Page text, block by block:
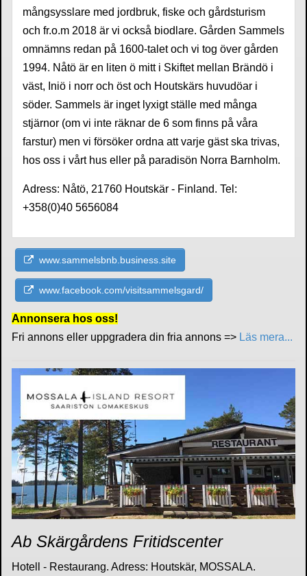
mångsysslare med jordbruk, fiske och gårdsturism
och fr.o.m 2018 är vi också biodlare. Gården Sammels
omnämns redan på 1600-talet och vi tog över gården
1994. Nåtö är en liten ö mitt i Skiftet mellan Brändö i
väst, Iniö i norr och öst och Houtskärs huvudöar i
söder. Sammels är inget lyxigt ställe med många
stjärnor (om vi inte räknar de 6 som finns på våra
farstur) men vi försöker ordna att varje gäst ska trivas,
hos oss i vårt hus eller på paradisön Norra Barnholm.
Adress: Nåtö, 21760 Houtskär - Finland. Tel:
+358(0)40 5656084
www.sammelsbnb.business.site
www.facebook.com/visitsammelsgard/
Annonsera hos oss!
Fri annons eller uppgradera din fria annons => Läs mera...
Ab Skärgårdens Fritidscenter
Hotell - Restaurang. Adress: Houtskär, MOSSALA.